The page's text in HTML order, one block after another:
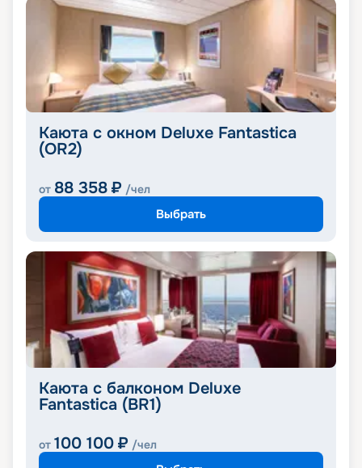
Каюта с окном Deluxe Fantastica
(OR2)
от 88 358 ₽ /чел
Выбрать
Каюта с балконом Deluxe
Fantastica (BR1)
от 100 100 ₽ /чел